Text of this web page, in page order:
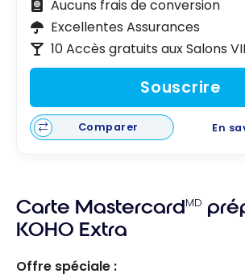
Aucuns frais de conversion
Excellentes Assurances
10 Accès gratuits aux Salons
Souscrire
Comparer En
Carte MastercardMD
KOHO Extra
Offre spéciale :